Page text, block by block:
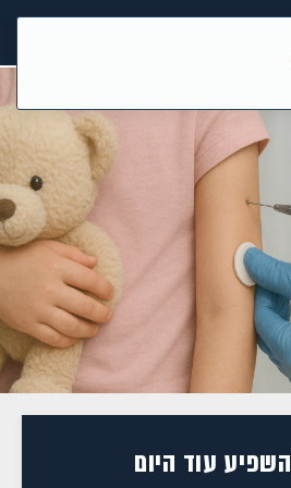
עוד היום